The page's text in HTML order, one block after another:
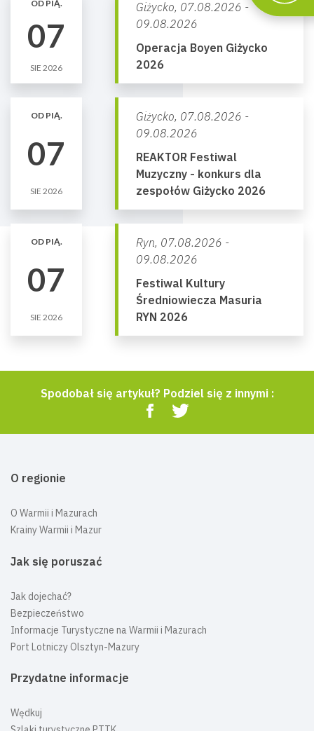
OD PIĄ.
07
SIE 2026
Giżycko, 07.08.2026 -
09.08.2026
Operacja Boyen Giżycko
2026
OD PIĄ.
07
SIE 2026
Giżycko, 07.08.2026 -
09.08.2026
REAKTOR Festiwal
Muzyczny - konkurs dla
zespołów Giżycko 2026
OD PIĄ.
07
SIE 2026
Ryn, 07.08.2026 -
09.08.2026
Festiwal Kultury
Średniowiecza Masuria
RYN 2026
Spodobał się artykuł? Podziel się z innymi :
O regionie
O Warmii i Mazurach
Krainy Warmii i Mazur
Jak się poruszać
Jak dojechać?
Bezpieczeństwo
Informacje Turystyczne na Warmii i Mazurach
Port Lotniczy Olsztyn-Mazury
Przydatne informacje
Wędkuj